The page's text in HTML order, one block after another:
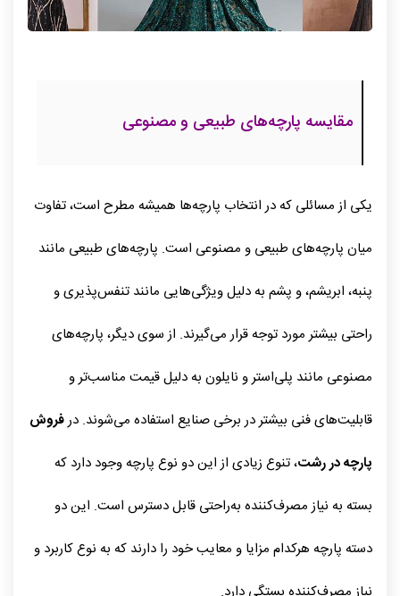
مقایسه پارچه‌های طبیعی و مصنوعی
یکی از مسائلی که در انتخاب پارچه‌ها همیشه مطرح است، تفاوت
میان پارچه‌های طبیعی و مصنوعی است. پارچه‌های طبیعی مانند
پنبه، ابریشم، و پشم به دلیل ویژگی‌هایی مانند تنفس‌پذیری و
راحتی بیشتر مورد توجه قرار می‌گیرند. از سوی دیگر، پارچه‌های
مصنوعی مانند پلی‌استر و نایلون به دلیل قیمت مناسب‌تر و
قابلیت‌های فنی بیشتر در برخی صنایع استفاده می‌شوند. درفروش
پارچه در رشت، تنوع زیادی از این دو نوع پارچه وجود دارد که
بسته به نیاز مصرف‌کننده به‌راحتی قابل دسترس است. این دو
دسته پارچه هرکدام مزایا و معایب خود را دارند که به نوع کاربرد و